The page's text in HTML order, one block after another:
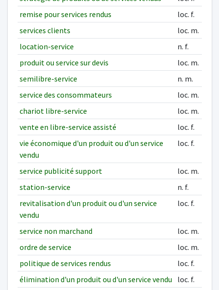
remise pour services rendus
loc. f.
services clients
loc. m.
location-service
n. f.
produit ou service sur devis
loc. m.
semilibre-service
n. m.
service des consommateurs
loc. m.
chariot libre-service
loc. m.
vente en libre-service assisté
loc. f.
vie économique d'un produit ou d'un service
vendu
loc. f.
service publicité support
loc. m.
station-service
n. f.
revitalisation d'un produit ou d'un service
vendu
loc. f.
service non marchand
loc. m.
ordre de service
loc. m.
politique de services rendus
loc. f.
élimination d'un produit ou d'un service vendu
loc. f.